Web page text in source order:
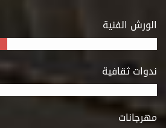
الورش الفنية
ندوات ثقافية
مهرجانات